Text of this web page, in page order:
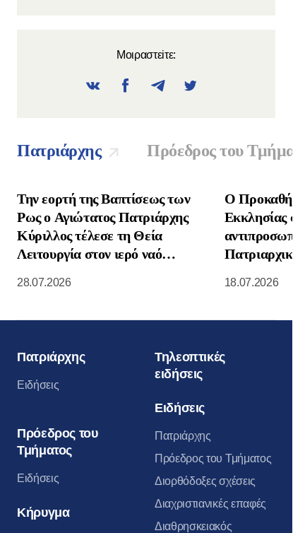
Μοιραστεiτε:
Πατριάρχης Πρόεδρος του
Την εορτή της Βαπτίσεως των
Ρως ο Αγιώτατος Πατριάρχης
Κύριλλος τέλεσε τη Θεία
Λειτουργία στον ιερό ναό
Κρεμλίνο της Μόσχας
28.07.2026
Ο
Εκκλησίας
18.07.2026
Πατριάρχης
Ειδήσεις
Πρόεδρος του
Τμήματος
Ειδήσεις
Κήρυγμα
Τηλεοπτικές
ειδήσεις
Ειδήσεις
Πατριάρχης
Πρόεδρος του Τμήματος
Διορθόδοξες σχέσεις
Διαχριστιανικές επαφές
Διαθρησκειακός